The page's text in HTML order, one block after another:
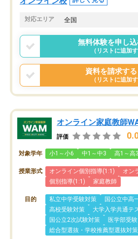
対応エリア 全国
無料体験を申し
（リストに追加す
資料を請求する
（リストに追加す
オンライン家庭教師
評価
対象学年 小1～小6 中1～中3 高1～高3
授業形式 オンライン個別指導(1:1)
オン
個別指導(1:1)
家庭教師
目的 私立中学受験対策
国公立中高
高校受験対策
大学入学共通テ
国公立2次試験対策
医学部受験
総合型選抜・学校推薦型選抜対策